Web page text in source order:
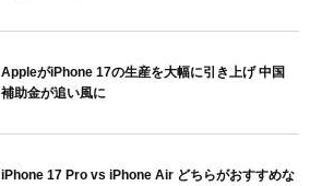
AppleがiPhone 17の生産を大幅に引き上げ 中国
補助金が追い風に
iPhone 17 Pro vs iPhone Air どちらがおすすめな